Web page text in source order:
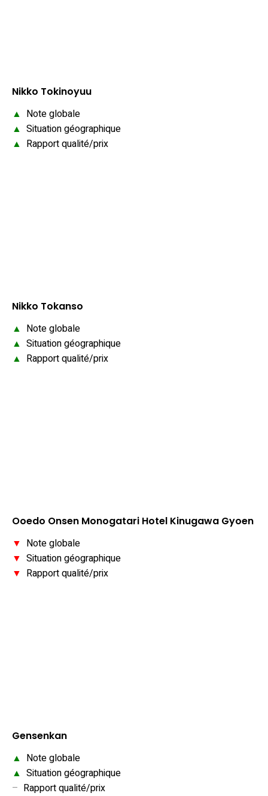
Nikko Tokinoyuu
▲ Note globale
▲ Situation géographique
▲ Rapport qualité/prix
Nikko Tokanso
▲ Note globale
▲ Situation géographique
▲ Rapport qualité/prix
Ooedo Onsen Monogatari Hotel Kinugawa Gyoen
▼ Note globale
▼ Situation géographique
▼ Rapport qualité/prix
Gensenkan
▲ Note globale
▲ Situation géographique
– Rapport qualité/prix